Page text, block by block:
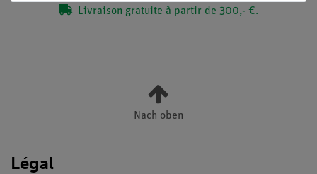
Livraison gratuite à partir de 300,- €.
Nach oben
Légal